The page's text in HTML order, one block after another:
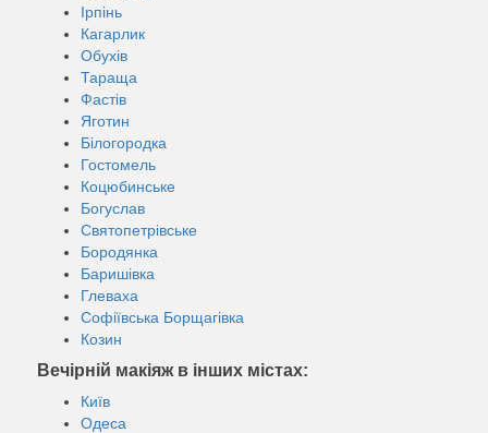
Ірпінь
Кагарлик
Обухів
Тараща
Фастів
Яготин
Білогородка
Гостомель
Коцюбинське
Богуслав
Святопетрівське
Бородянка
Баришівка
Глеваха
Софіївська Борщагівка
Козин
Вечірній макіяж в інших містах:
Київ
Одеса